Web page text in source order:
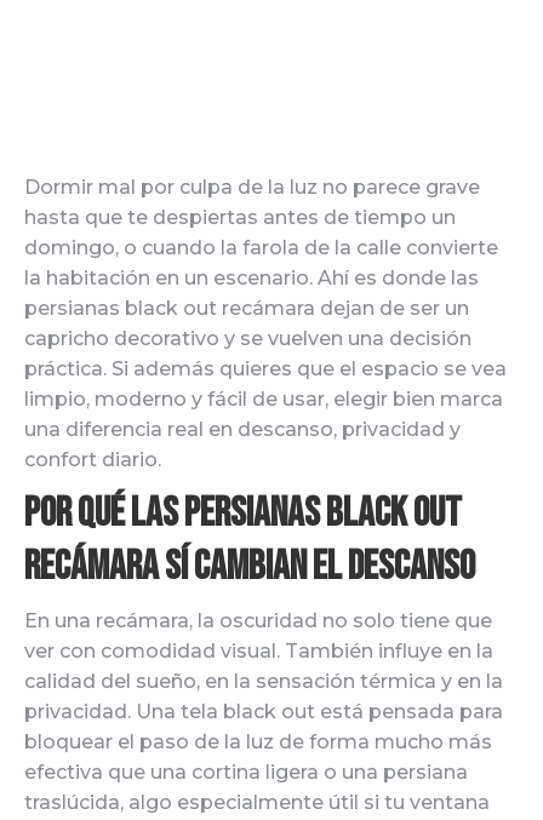
Dormir mal por culpa de la luz no parece grave
hasta que te despiertas antes de tiempo un
domingo, o cuando la farola de la calle convierte
la habitación en un escenario. Ahí es donde las
persianas black out recámara dejan de ser un
capricho decorativo y se vuelven una decisión
práctica. Si además quieres que el espacio se vea
limpio, moderno y fácil de usar, elegir bien marca
una diferencia real en descanso, privacidad y
confort diario.
Por qué las persianas black out
recámara sí cambian el descanso
En una recámara, la oscuridad no solo tiene que
ver con comodidad visual. También influye en la
calidad del sueño, en la sensación térmica y en la
privacidad. Una tela black out está pensada para
bloquear el paso de la luz de forma mucho más
efectiva que una cortina ligera o una persiana
traslúcida, algo especialmente útil si tu ventana